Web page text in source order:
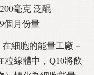
毫克 泛醌
個月份量
細胞的能量工廠－
線體中，Q10將飲